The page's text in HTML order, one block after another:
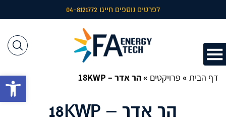
לפרטים נוספים חייגו 04-8121772
דף הבית » פרויקטים »הר אדר – 18KWP
הר אדר – 18KWP